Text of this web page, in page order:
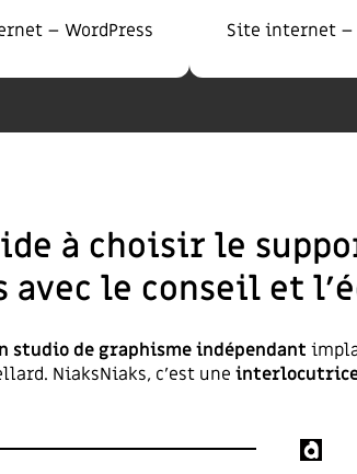
– WordPress Site internet –
à choisir le
avec le conseil et
studio de graphisme indépendant
NiaksNiaks, c’est une